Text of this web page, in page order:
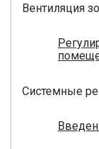
Вентиляция
Системные